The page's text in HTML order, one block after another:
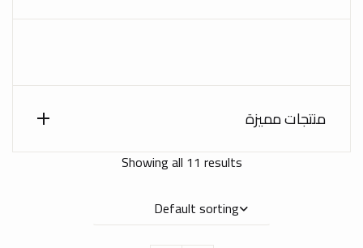
Showing all 11 results
Default sorting
منتجات مميزة